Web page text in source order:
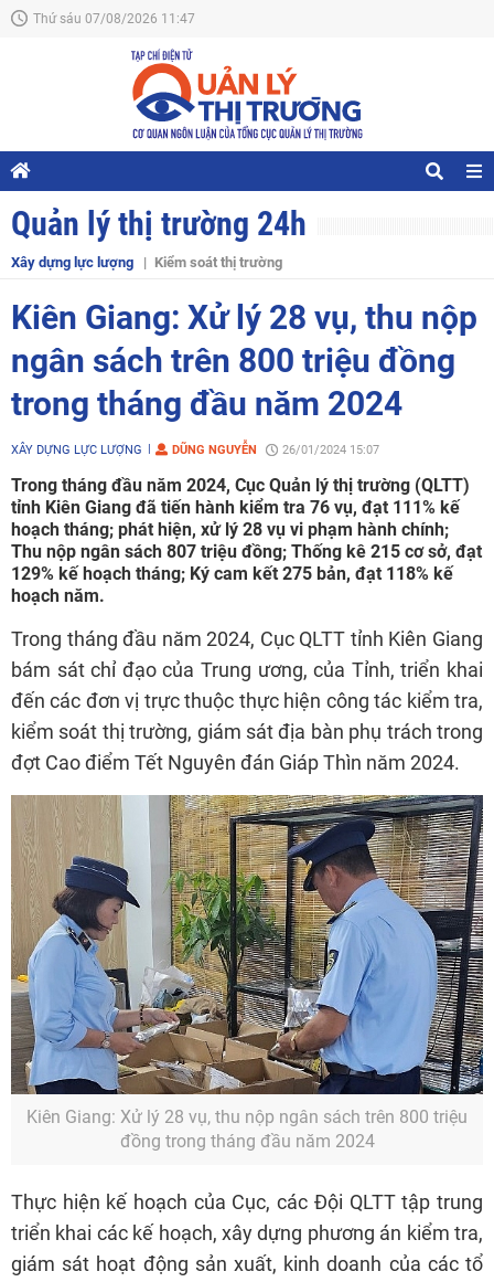
Thứ sáu 07/08/2026 11:47
Quản lý thị trường 24h
Xây dựng lực lượng Kiểm soát thị trường
Kiên Giang: Xử lý 28 vụ, thu nộp
ngân sách trên 800 triệu đồng
trong tháng đầu năm 2024
XÂY DỰNG LỰC LƯỢNG DŨNG NGUYỄN 26/01/2024 15:07
Trong tháng đầu năm 2024, Cục Quản lý thị trường (QLTT)
tỉnh Kiên Giang đã tiến hành kiểm tra 76 vụ, đạt 111% kế
hoạch tháng; phát hiện, xử lý 28 vụ vi phạm hành chính;
Thu nộp ngân sách 807 triệu đồng; Thống kê 215 cơ sở, đạt
129% kế hoạch tháng; Ký cam kết 275 bản, đạt 118% kế
hoạch năm.
Trong tháng đầu năm 2024, Cục QLTT tỉnh Kiên Giang
bám sát chỉ đạo của Trung ương, của Tỉnh, triển khai
đến các đơn vị trực thuộc thực hiện công tác kiểm tra,
kiểm soát thị trường, giám sát địa bàn phụ trách trong
đợt Cao điểm Tết Nguyên đán Giáp Thìn năm 2024.
Kiên Giang: Xử lý 28 vụ, thu nộp ngân sách trên 800 triệu
đồng trong tháng đầu năm 2024
Thực hiện kế hoạch của Cục, các Đội QLTT tập trung
triển khai các kế hoạch, xây dựng phương án kiểm tra,
giám sát hoạt động sản xuất, kinh doanh của các tổ